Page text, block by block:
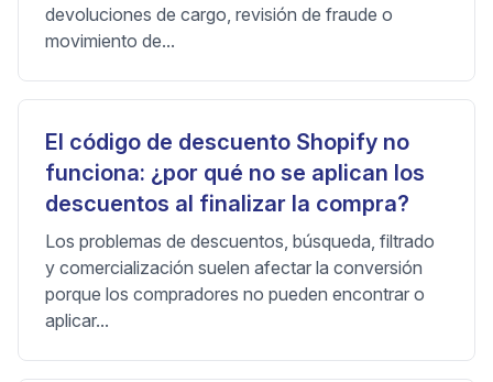
devoluciones de cargo, revisión de fraude o
movimiento de...
El código de descuento Shopify no
funciona: ¿por qué no se aplican los
descuentos al finalizar la compra?
Los problemas de descuentos, búsqueda, filtrado
y comercialización suelen afectar la conversión
porque los compradores no pueden encontrar o
aplicar...